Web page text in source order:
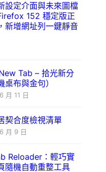
設定介面與未來圖檔
152 穩定版正
新增網址列一鍵靜音
Tab – 拾光新分
桌布與金句）
月 11 日
契合度檢視清單
月 9 日
Reloader：輕巧實
隨機自動重整工具